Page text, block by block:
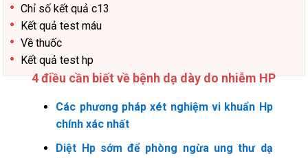
Chỉ số kết quả c13
Kết quả test máu
Về thuốc
Kết quả test hp
4 điều cần biết về bệnh dạ dày do nhiễm HP
Các phương pháp xét nghiệm vi khuẩn Hp
chính xác nhất
Diệt Hp sớm để phòng ngừa ung thư dạ